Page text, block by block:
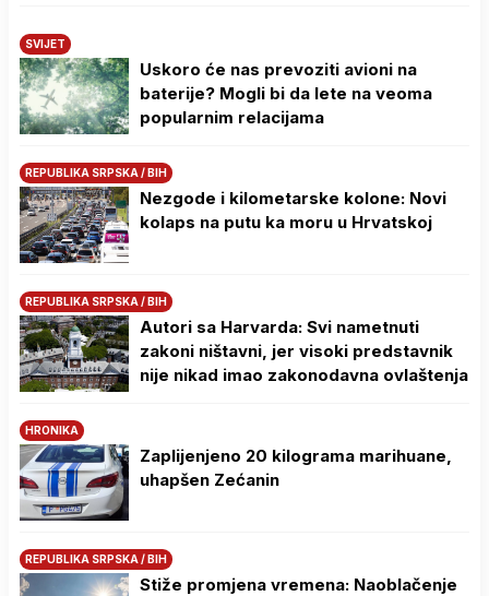
SVIJET
Uskoro će nas prevoziti avioni na
baterije? Mogli bi da lete na veoma
popularnim relacijama
REPUBLIKA SRPSKA / BIH
Nezgode i kilometarske kolone: Novi
kolaps na putu ka moru u Hrvatskoj
REPUBLIKA SRPSKA / BIH
Autori sa Harvarda: Svi nametnuti
zakoni ništavni, jer visoki predstavnik
nije nikad imao zakonodavna ovlaštenja
HRONIKA
Zaplijenjeno 20 kilograma marihuane,
uhapšen Zećanin
REPUBLIKA SRPSKA / BIH
Stiže promjena vremena: Naoblačenje